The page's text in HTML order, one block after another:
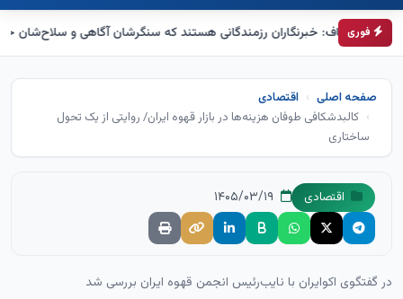
فوری
خبرنگاران رزمندگانی هستند که سنگرشان آگاهی و سلاح‌شان حقیقت است
صفحه اصلی
اقتصادی
کالبدشکافی طوفان هزینه‌ها در بازار قهوه ایران/ روایتی از یک تحول
ساختاری
اقتصادی
در گفتگوی اکوایران با نایب‌رئیس انجمن قهوه ایران بررسی شد